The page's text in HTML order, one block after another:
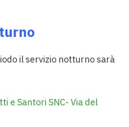
il servizio notturno sarà
e Santori SNC- Via del